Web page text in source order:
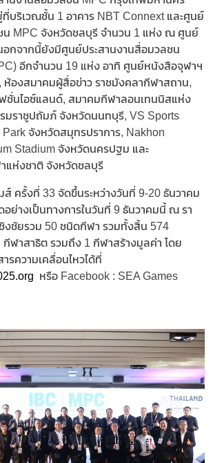
บริเวณชั้น 1 อาคาร NBT Connext และศูนย์
น MPC จังหวัดชลบุรี จำนวน 1 แห่ง ณ ศูนย์
อกจากนี้ยังมีศูนย์ประสานงานสื่อมวลชน
อีกจำนวน 19 แห่ง อาทิ ศูนย์หนังสือจุฬาฯ
ห้องสมาคมผู้สื่อข่าว ราชมังคลากีฬาสถาน,
ชั่นไอซ์แลนด์, สมาคมกีฬาลอนเทนนิสแห่ง
รมราชูปถัมภ์ จังหวัดนนทบุรี, VS Sports
จังหวัดสมุทรปราการ, Nakhon
Stadium จังหวัดนครปฐม และ
แห่งชาติ จังหวัดชลบุรี
ครั้งที่ 33 จัดขึ้นระหว่างวันที่ 9-20 ธันวาคม
อย่างเป็นทางการในวันที่ 9 ธันวาคมนี้ ณ รา
งชัยรวม 50 ชนิดกีฬา รวมทั้งสิ้น 574
ฬาสาธิต รวมถึง 1 กีฬาสร้างมูลค่า โดย
รความเคลื่อนไหวได้ที่
หรือ Facebook : SEA Games